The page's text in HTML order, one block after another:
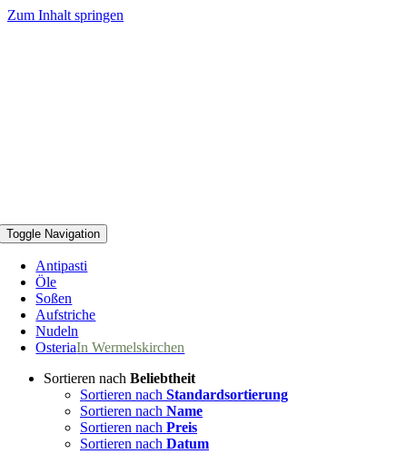
Zum Inhalt springen
Toggle Navigation
Antipasti
Öle
Soßen
Aufstriche
Nudeln
OsteriaIn Wermelskirchen
Sortieren nach Beliebtheit
Sortieren nach Standardsortierung
Sortieren nach Name
Sortieren nach Preis
Sortieren nach Datum